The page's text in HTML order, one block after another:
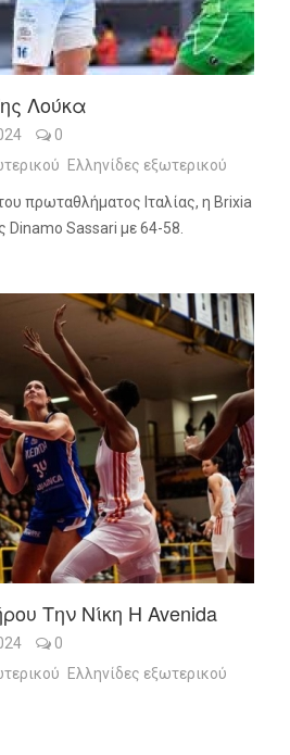
Λούκα
0
Ελληνίδες εξωτερικού
πρωταθλήματος Ιταλίας, η Brixia
Dinamo Sassari με 64-58.
Την Νίκη Η Avenida
0
Ελληνίδες εξωτερικού